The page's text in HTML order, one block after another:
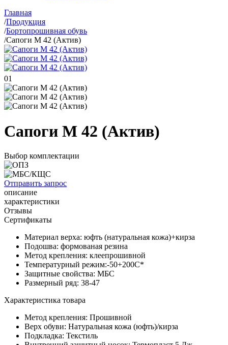
Главная
/Продукция
/Бортопрошивная обувь
/Сапоги М 42 (Актив)
01
Сапоги М 42 (Актив)
Выбор комплектации
Отправить запрос
описание
характеристики
Отзывы
Сертификаты
Материал верха: юфть (натуральная кожа)+кирза
Подошва: формованая резина
Метод крепления: клеепрошивной
Температурный режим:-50+200С*
Защитные свойства: МБС
Размерный ряд: 38-47
Характеристика товара
Метод крепления: Прошивной
Верх обуви: Натуральная кожа (юфть)/кирза
Подкладка: Текстиль